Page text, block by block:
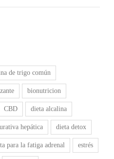
de trigo común
bionutricion
CBD dieta alcalina
hepática dieta detox
para la fatiga adrenal estrés